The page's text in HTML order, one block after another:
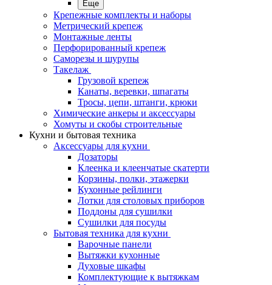
Еще
Крепежные комплекты и наборы
Метрический крепеж
Монтажные ленты
Перфорированный крепеж
Саморезы и шурупы
Такелаж
Грузовой крепеж
Канаты, веревки, шпагаты
Тросы, цепи, штанги, крюки
Химические анкеры и аксессуары
Хомуты и скобы строительные
Кухни и бытовая техника
Аксессуары для кухни
Дозаторы
Клеенка и клеенчатые скатерти
Корзины, полки, этажерки
Кухонные рейлинги
Лотки для столовых приборов
Поддоны для сушилки
Сушилки для посуды
Бытовая техника для кухни
Варочные панели
Вытяжки кухонные
Духовые шкафы
Комплектующие к вытяжкам